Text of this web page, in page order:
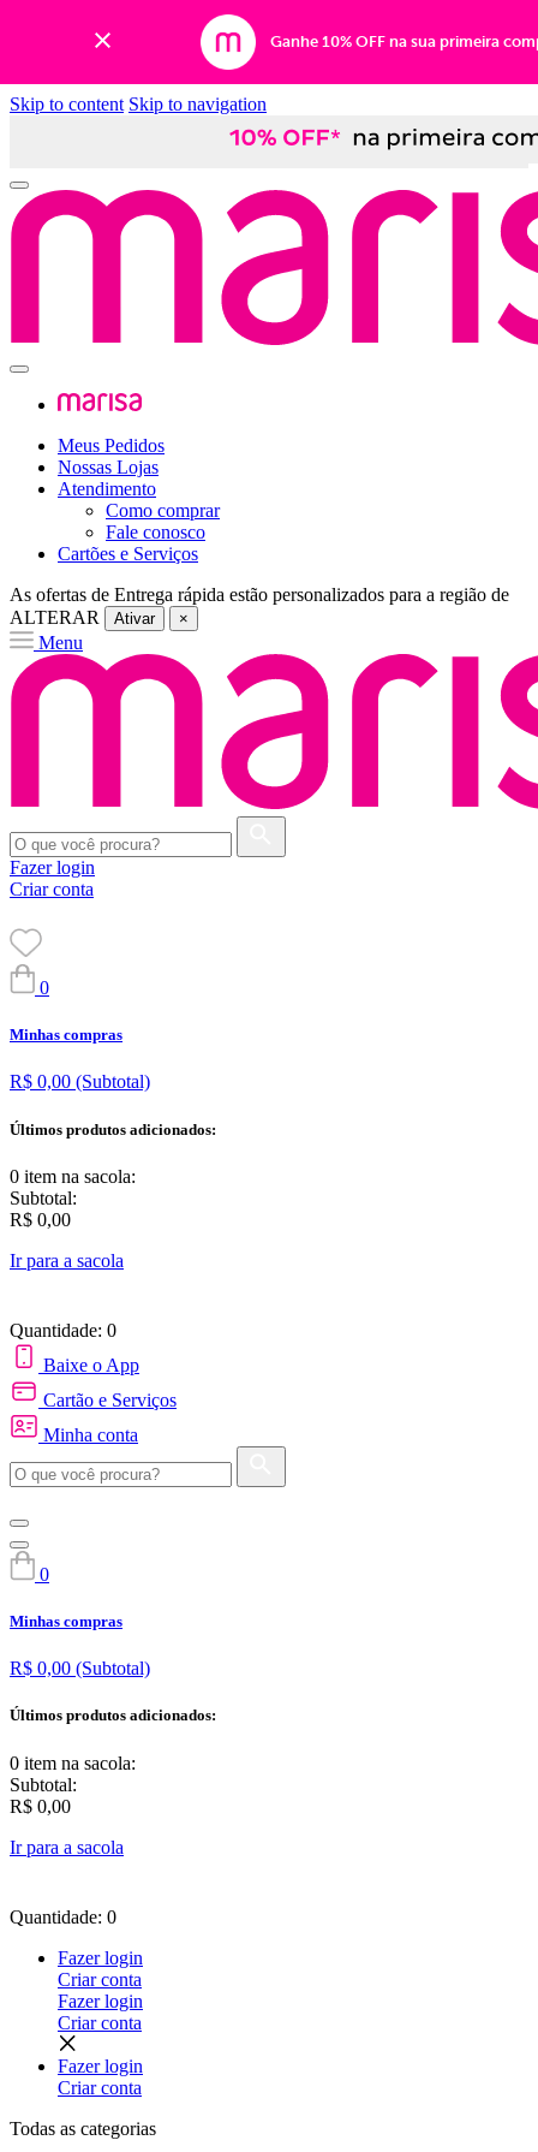
Ganhe 10% OFF na sua primeira
Skip to content Skip to navigation
Meus Pedidos
Nossas Lojas
Atendimento
Como comprar
Fale conosco
Cartões e Serviços
As ofertas de Entrega rápida estão personalizados para a região de
ALTERAR
Ativar ×
Menu
Fazer login
Criar conta
0
Minhas compras
R$ 0,00 (Subtotal)
Últimos produtos adicionados:
0 item na sacola:
Subtotal:
R$ 0,00
Ir para a sacola
Quantidade: 0
Baixe o App
Cartão e Serviços
Minha conta
0
Minhas compras
R$ 0,00 (Subtotal)
Últimos produtos adicionados:
0 item na sacola:
Subtotal:
R$ 0,00
Ir para a sacola
Quantidade: 0
Fazer login
Criar conta
Fazer login
Criar conta
Fazer login
Criar conta
Todas as categorias